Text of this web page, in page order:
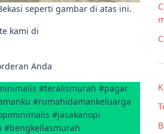
seperti gambar di atas ini.
kami di
Anda
#teralismurah #pagar
#rumahidamankeluarga
#jasakanopi
#bengkellasmurah